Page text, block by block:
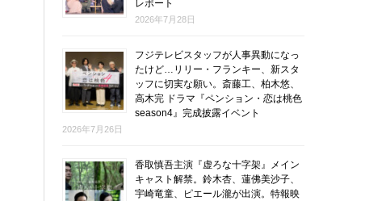
レポート
2026年7月28日
フジテレビスタッフが人事異動になっ
たけど…リリー・フランキー、新スタ
ッフに切実な願い。斎藤工、柏木悠、
高木完 ドラマ『ペンション・恋は桃色
season4』完成披露イベント
2026年7月26日
香取慎吾主演『虚ろな十字架』メイン
キャスト解禁。鈴木杏、蓮佛美沙子、
宇崎竜童、ピエール瀧が出演。特報映